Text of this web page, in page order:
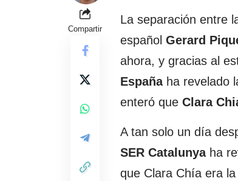
Compartir
La separación entre
español Gerard
ahora, y gracias al
Españaha revelado
enteró que Clara
A tan solo un día
SER Catalunyaha
que Clara Chía era